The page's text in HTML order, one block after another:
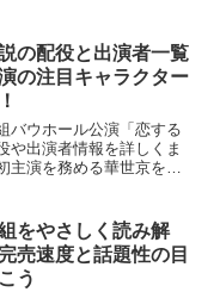
の配役と出演者一覧
の注目キャラクター
バウホール公演「恋する
や出演者情報を詳しくま
主演を務める華世京を中
相関図を知りたいファン
っており、観劇前の予習
適な最新情報をお届けし
をやさしく読み解
売速度と話題性の目
う